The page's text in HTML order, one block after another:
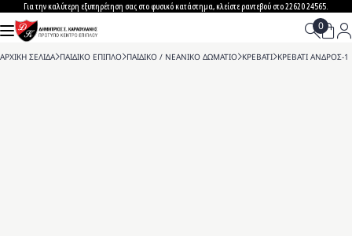
to
content
Για την καλύτερη εξυπηρέτηση σας στο φυσικό κατάστημα, κλείστε ραντεβού στο 22620 24565.
ΑΡΧΙΚΗ ΣΕΛΙΔΑ>ΠΑΙΔΙΚΟ ΕΠΙΠΛΟ>ΠΑΙΔΙΚΟ / ΝΕΑΝΙΚΟ ΔΩΜΑΤΙΟ>ΚΡΕΒΑΤΙ>ΚΡΕΒΑΤΙ ΑΝΔΡΟΣ-1